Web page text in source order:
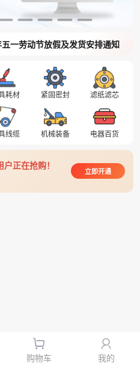
五一劳动节放假及发货安排通知
耗材 紧固密封 滤纸滤芯
线缆 机械装备 电器百货
正在抢购！
立即开通
购物车 我的